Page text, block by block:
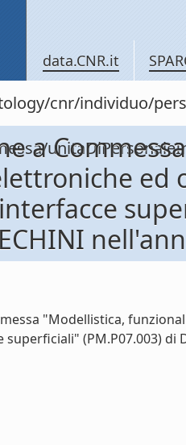
data.CNR.it
cnr/individuo/
a
ed
"Modellistica,
(PM.P07.003) di